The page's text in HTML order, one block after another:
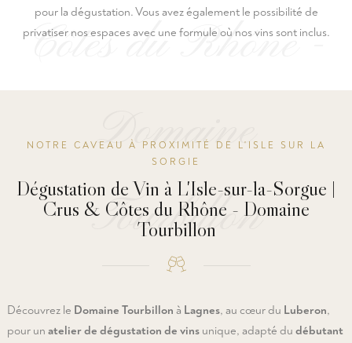
pour la dégustation. Vous avez également le possibilité de
privatiser nos espaces avec une formule où nos vins sont inclus.
NOTRE CAVEAU À PROXIMITÉ DE L'ISLE SUR LA
SORGIE
Dégustation de Vin à L'Isle-sur-la-Sorgue |
Crus & Côtes du Rhône - Domaine
Tourbillon
Côtes du Rhône -
Domaine
Tourbillon
Découvrez le Domaine Tourbillon à Lagnes, au cœur du Luberon,
pour un atelier de dégustation de vins unique, adapté du débutant